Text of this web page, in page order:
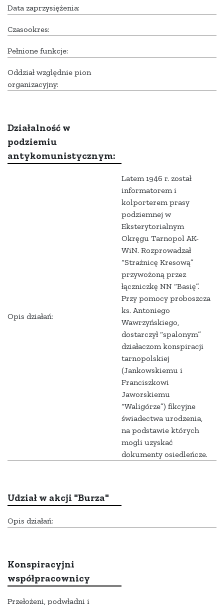
Data zaprzysiężenia:
Czasookres:
Pełnione funkcje:
Oddział względnie pion
organizacyjny:
Działalność w
podziemiu
antykomunistycznym:
Opis działań:
Latem 1946 r. został
informatorem i
kolporterem prasy
podziemnej w
Eksterytorialnym
Okręgu Tarnopol AK-
WiN. Rozprowadzał
“Strażnicę Kresową”
przywożoną przez
łączniczkę NN “Basię”.
Przy pomocy proboszcza
ks. Antoniego
Wawrzyńskiego,
dostarczył “spalonym”
działaczom konspiracji
tarnopolskiej
(Jankowskiemu i
Franciszkowi
Jaworskiemu
“Waligórze”) fikcyjne
świadectwa urodzenia,
na podstawie których
mogli uzyskać
dokumenty osiedleńcze.
Udział w akcji "Burza"
Opis działań:
Konspiracyjni
współpracownicy
Przełożeni, podwładni i